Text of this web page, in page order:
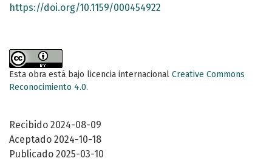
Recibido 2024-08-09
Aceptado 2024-10-18
Publicado 2025-03-10
https://doi.org/10.1159/000454922
Esta obra está bajo licencia internacional Creative Commons
Reconocimiento 4.0.